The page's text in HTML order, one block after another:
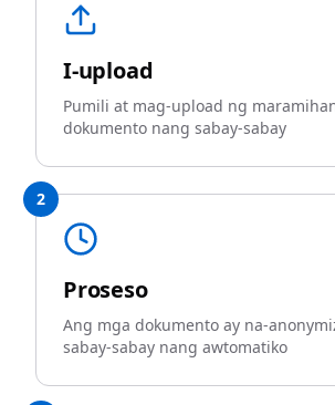
I-upload
Pumili at mag-upload ng
dokumento nang sabay-sabay
2
Proseso
Ang mga dokumento ay na-
sabay-sabay nang awtomatiko